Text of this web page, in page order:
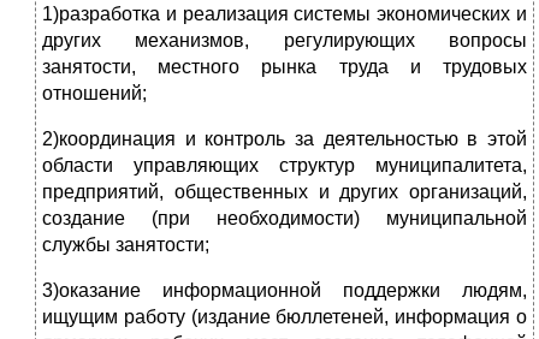
1)разработка и реализация системы экономических и
других механизмов, регулирующих вопросы
занятости, местного рынка труда и трудовых
отношений;
2)координация и контроль за деятельностью в этой
области управляющих структур муниципалитета,
предприятий, общественных и других организаций,
создание (при необходимости) муниципальной
службы занятости;
3)оказание информационной поддержки людям,
ищущим работу (издание бюллетеней, информация о